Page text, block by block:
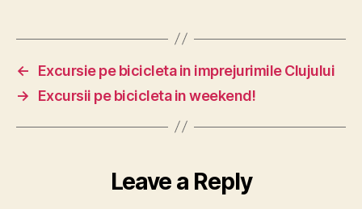
←
Excursie pe bicicleta in imprejurimile Clujului
→
Excursii pe bicicleta in weekend!
Leave a Reply